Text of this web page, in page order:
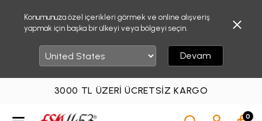
Konumunuza özel içerikleri görmek ve online alışveriş
yapmak için başka bir ülkeyi veya bölgeyi seçin.
Devam
3000 TL ÜZERI ÜCRETSIZ KARGO
0